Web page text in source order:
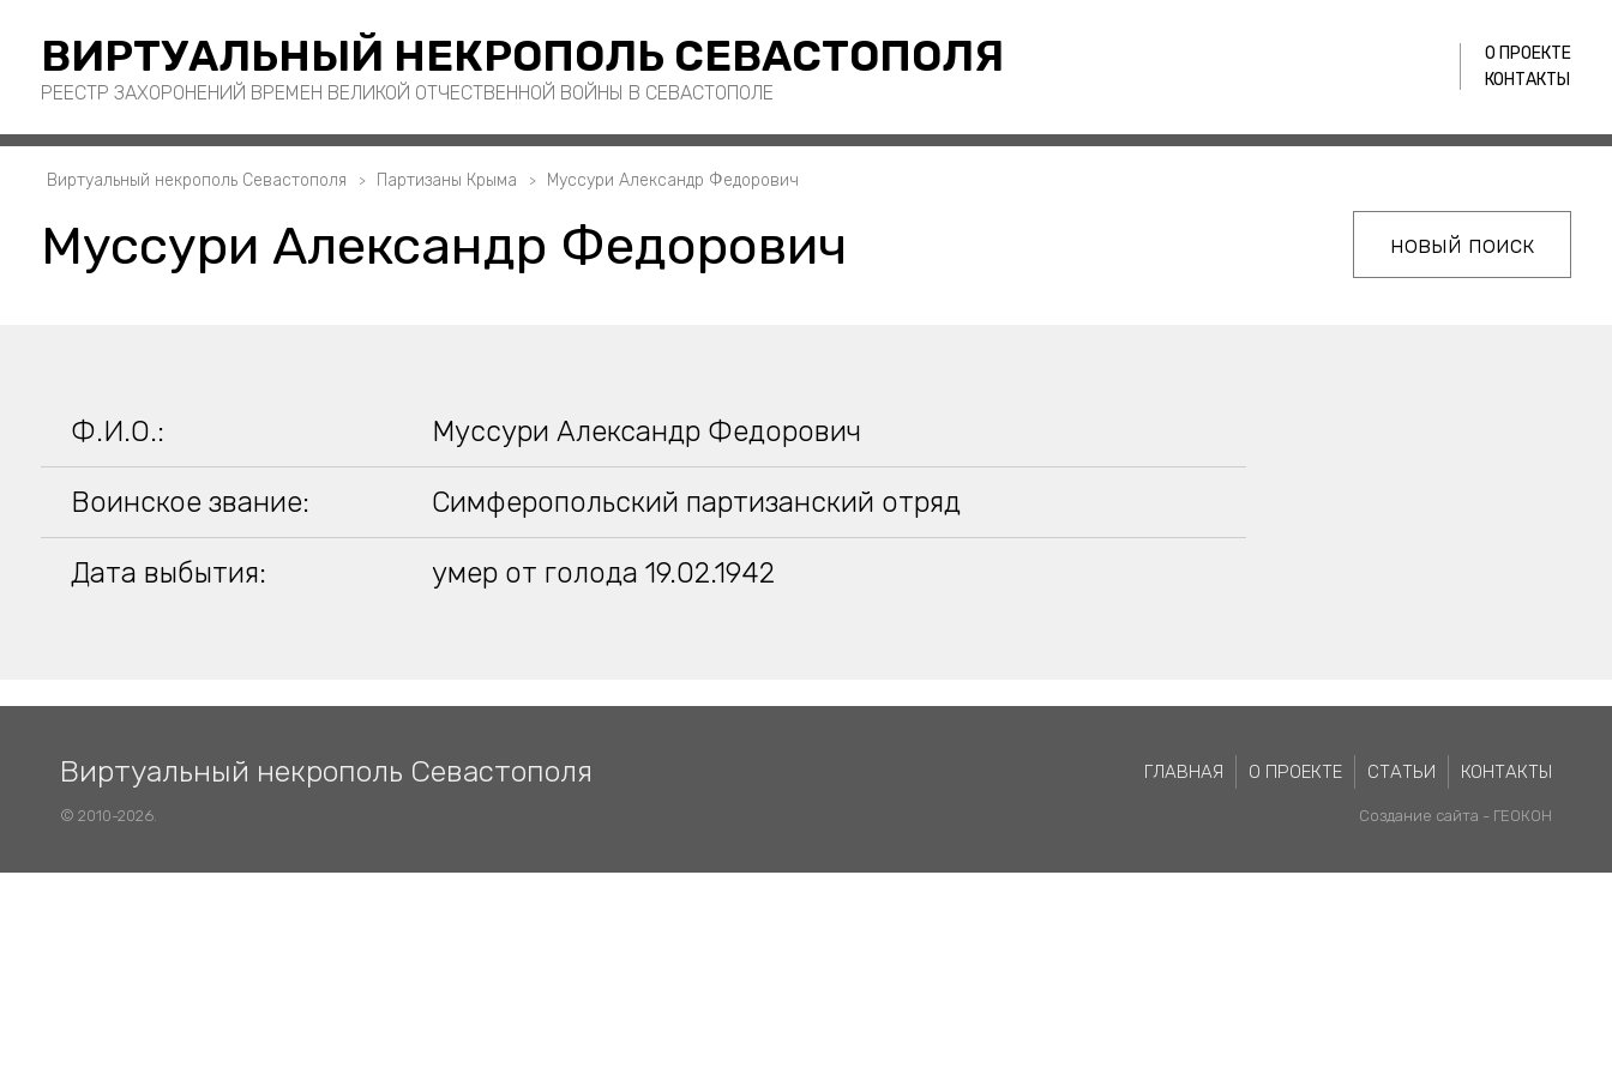
ВИРТУАЛЬНЫЙ НЕКРОПОЛЬ СЕВАСТОПОЛЯ
РЕЕСТР ЗАХОРОНЕНИЙ ВРЕМЕН ВЕЛИКОЙ ОТЧЕСТВЕННОЙ ВОЙНЫ В СЕВАСТОПОЛЕ
О ПРОЕКТЕ
КОНТАКТЫ
Виртуальный некрополь Севастополя Партизаны Крыма Муссури Александр Федорович
Муссури Александр Федорович новый поиск
Ф.И.О.: Муссури Александр Федорович
Воинское звание: Симферопольский партизанский отряд
Дата выбытия: умер от голода 19.02.1942
Виртуальный некрополь Севастополя
© 2010-2026.
ГЛАВНАЯ О ПРОЕКТЕ СТАТЬИ КОНТАКТЫ
Создание сайта - ГЕОКОН